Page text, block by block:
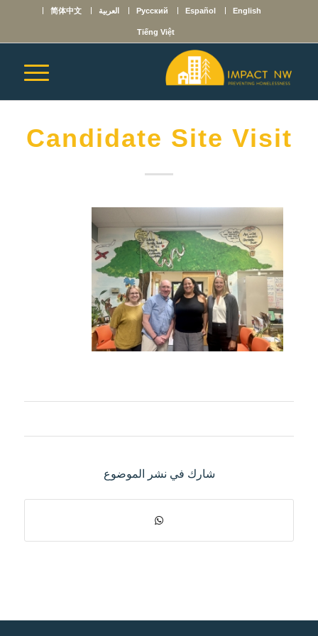
English
Español
Русский العربية 简体中文
Tiếng Việt
Candidate Site Visit
شارك في نشر الموضوع